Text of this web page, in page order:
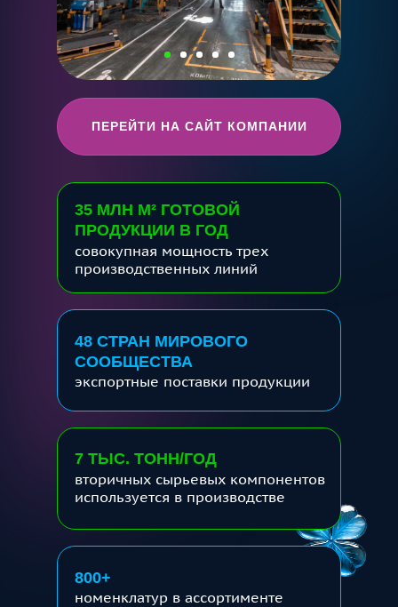
48 СТРАН МИРОВОГО
СООБЩЕСТВА
35 МЛН М² ГОТОВОЙ
ПРОДУКЦИИ В ГОД
совокупная мощность трех
производственных линий
номенклатур в ассортименте
800+
вторичных сырьевых компонентов
используется в производстве
экспортные поставки продукции
7 ТЫС. ТОНН/ГОД
ПЕРЕЙТИ НА САЙТ КОМПАНИИ